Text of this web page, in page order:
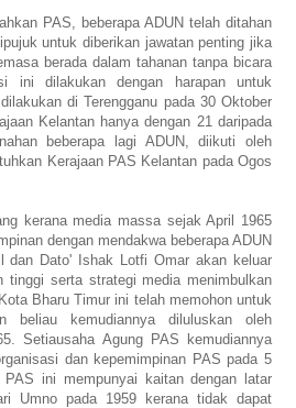
PAS, beberapa ADUN telah ditahan
untuk diberikan jawatan penting jika
berada dalam tahanan tanpa bicara
ini dilakukan dengan harapan untuk
di Terengganu pada 30 Oktober
Kelantan hanya dengan 21 daripada
beberapa lagi ADUN, diikuti oleh
Kerajaan PAS Kelantan pada Ogos
kerana media massa sejak April 1965
dengan mendakwa beberapa ADUN
dan Dato' Ishak Lotfi Omar akan keluar
tinggi serta strategi media menimbulkan
Bharu Timur ini telah memohon untuk
kemudiannya diluluskan oleh
Setiausaha Agung PAS kemudiannya
dan kepemimpinan PAS pada 5
ini mempunyai kaitan dengan latar
Umno pada 1959 kerana tidak dapat